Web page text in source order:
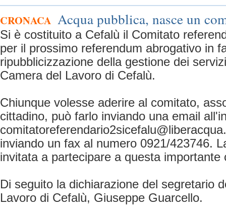
CRONACA Acqua pubblica, nasce un
Si è costituito a Cefalù il Comitato
per il prossimo referendum abrogativo in
ripubblicizzazione della gestione dei
Camera del Lavoro di Cefalù.
Chiunque volesse aderire al comitato,
cittadino, può farlo inviando una email
inviando un fax al numero 0921/423746.
invitata a partecipare a questa importante
Di seguito la dichiarazione del segretario
Lavoro di Cefalù, Giuseppe Guarcello.